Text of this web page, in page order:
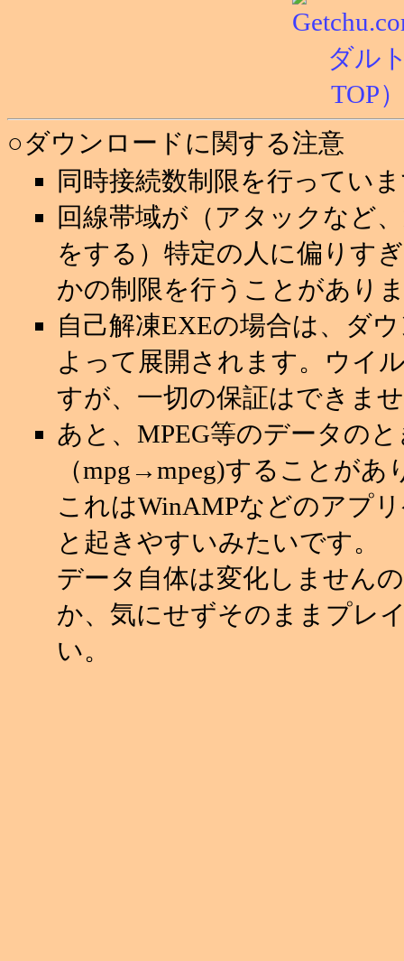
○ダウンロードに関する注意
同時接続数制限を行ってい
回線帯域が（アタックなど
をする）特定の人に偏りす
かの制限を行うことがあり
自己解凍EXEの場合は、ダ
よって展開されます。ウイ
すが、一切の保証はできま
あと、MPEG等のデータの
（mpg→mpeg)することがあ
これはWinAMPなどのアプ
と起きやすいみたいです。
データ自体は変化しません
か、気にせずそのままプレ
い。